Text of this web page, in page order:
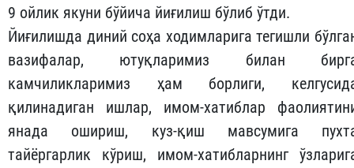
9 ойлик якуни бўйича йиғилиш бўлиб ўтди.
Йиғилишда диний соҳа ходимларига тегишли
вазифалар, ютуқларимиз билан
камчиликларимиз ҳам борлиги,
қилинадиган ишлар, имом-хатиблар
янада ошириш, куз-қиш мавсумига
тайёргарлик кўриш, имом-хатибларнинг